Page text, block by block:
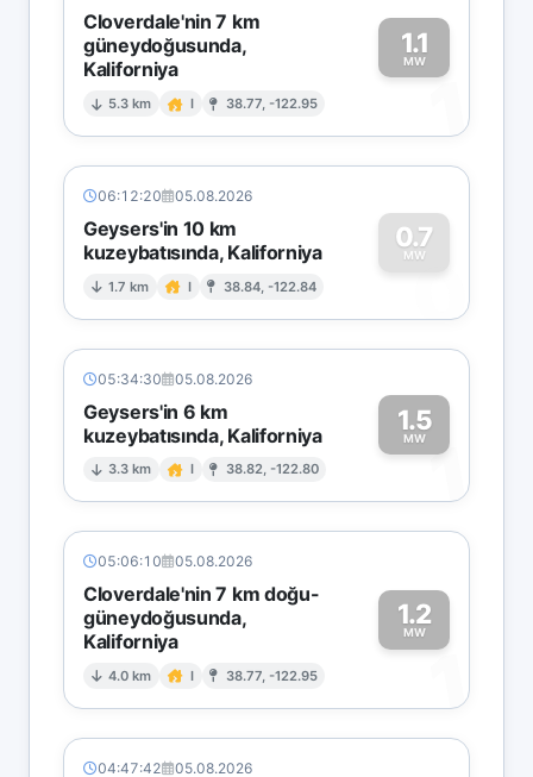
Cloverdale'nin 7 km
güneydoğusunda,
Kaliforniya
5.3 km I 38.77, -122.95
1.1
MW
1
06:12:20 05.08.2026
Geysers'in 10 km
kuzeybatısında, Kaliforniya
1.7 km I 38.84, -122.84
0.7
MW
0
05:34:30 05.08.2026
Geysers'in 6 km
kuzeybatısında, Kaliforniya
3.3 km I 38.82, -122.80
1.5
MW1
05:06:10 05.08.2026
Cloverdale'nin 7 km doğu-
güneydoğusunda,
Kaliforniya
4.0 km I 38.77, -122.95
1.2
MW
1
04:47:42 05.08.2026